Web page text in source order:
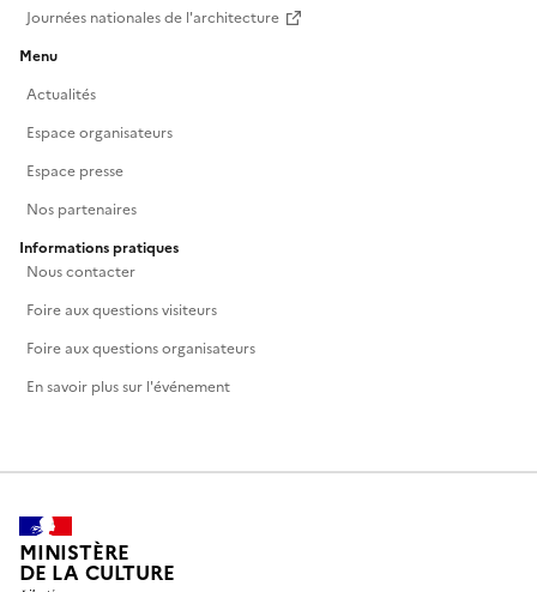
Journées nationales de l'architecture
Menu
Actualités
Espace organisateurs
Espace presse
Nos partenaires
Informations pratiques
Nous contacter
Foire aux questions visiteurs
Foire aux questions organisateurs
En savoir plus sur l'événement
MINISTÈRE
DE LA CULTURE